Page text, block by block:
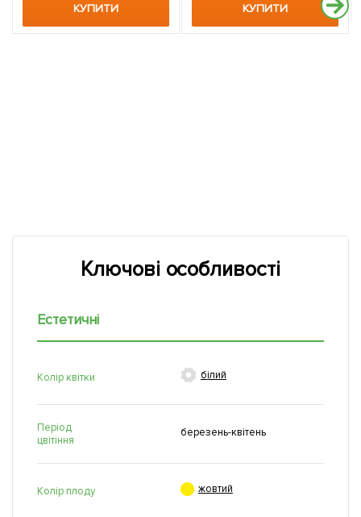
КУПИТИ КУПИТИ
Ключові особливості
Естетичні
Колір квітки  білий
Період
цвітіння
березень-квітень
Колір плоду  жовтий